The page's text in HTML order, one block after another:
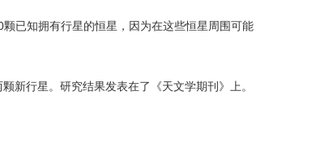
已知拥有行星的恒星，因为在这些恒星周围可能
行星。研究结果发表在了《天文学期刊》上。